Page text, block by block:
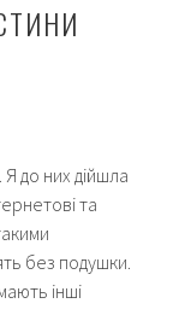
до них дійшла
та
без подушки.
інші